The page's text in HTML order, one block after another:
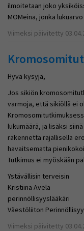
ilmoitetaan joko
MOMeina, jonka
Viimeksi päivitetty
Hyvä kysyjä,
Jos sikiön
varmoja, että sikiöllä ei
lukumäärä, ja lisäksi
rakennetta rajallisella
havaitsematta
Tutkimus ei myöskään
Ystävällisin terveisin
Kristiina Avela
perinnöllisyyslääkäri
Väestöliiton
Viimeksi päivitetty